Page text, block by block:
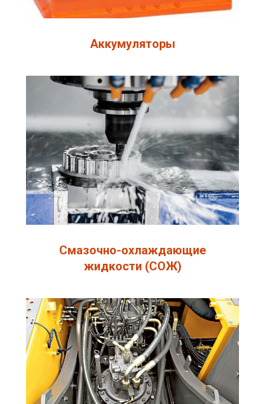
Аккумуляторы
Смазочно-охлаждающие
жидкости (СОЖ)